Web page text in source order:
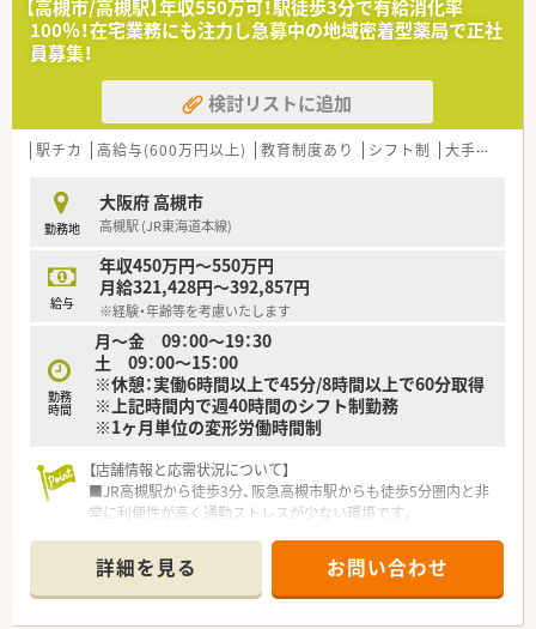
【高槻市/高槻駅】年収550万可！駅徒歩3分で有給消化率
100％！在宅業務にも注力し急募中の地域密着型薬局で正社
員募集！
検討リストに追加
駅チカ 高給与(600万円以上) 教育制度あり シフト制 大手チェーン以外
勤務地
大阪府 高槻市
高槻駅 (JR東海道本線)
給与
年収450万円～550万円
月給321,428円～392,857円
※経験・年齢等を考慮いたします
勤務
時間
月～金 09：00～19：30
土 09：00～15：00
※休憩：実働6時間以上で45分/8時間以上で60分取得
※上記時間内で週40時間のシフト制勤務
※1ヶ月単位の変形労働時間制
【店舗情報と応需状況について】
■JR高槻駅から徒歩3分、阪急高槻市駅からも徒歩5分圏内と非
常に利便性が高く通勤ストレスが少ない環境です。
を応需しており、深く専門性を磨くことが可能です。
■薬剤師は常勤5名とパート4名の手厚い体制で、1200品目以上
の医薬品を扱いながら安全な調剤を行っています。
詳細を見る お問い合わせ